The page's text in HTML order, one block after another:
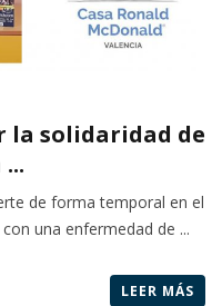
la solidaridad de
de forma temporal en el
una enfermedad de ...
LEER MÁS